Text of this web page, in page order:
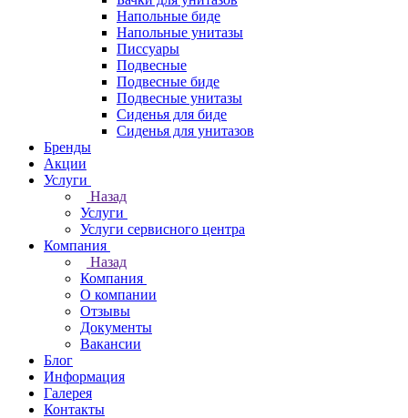
Напольные биде
Напольные унитазы
Писсуары
Подвесные
Подвесные биде
Подвесные унитазы
Сиденья для биде
Сиденья для унитазов
Бренды
Акции
Услуги
Назад
Услуги
Услуги сервисного центра
Компания
Назад
Компания
О компании
Отзывы
Документы
Вакансии
Блог
Информация
Галерея
Контакты